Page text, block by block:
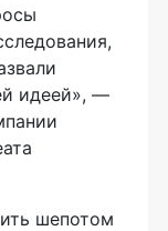
идеей», —
шепотом